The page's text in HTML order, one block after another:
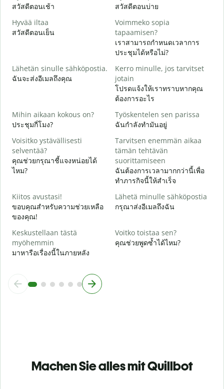
สวัสดีตอนเช้า
สวัสดีตอนบ่าย
Hyvää iltaa
สวัสดีตอนเย็น
Voimmeko sopia
tapaamisen?
เราสามารถกำหนดเวลาการ
ประชุมได้หรือไม่?
Lähetän sinulle sähköpostia.
ฉันจะส่งอีเมลถึงคุณ
Kerro minulle, jos tarvitset
jotain
โปรดแจ้งให้เราทราบหากคุณ
ต้องการอะไร
Mihin aikaan kokous on?
ประชุมกี่โมง?
Työskentelen sen parissa
ฉันกำลังทำมันอยู่
Voisitko ystävällisesti
selventää?
คุณช่วยกรุณาชี้แจงหน่อยได้
ไหม?
Tarvitsen enemmän aikaa
tämän tehtävän
suorittamiseen
ฉันต้องการเวลามากกว่านี้เพื่อ
ทำภารกิจนี้ให้สำเร็จ
Kiitos avustasi!
ขอบคุณสำหรับความช่วยเหลือ
ของคุณ!
Lähetä minulle sähköpostia
กรุณาส่งอีเมลถึงฉัน
Keskustellaan tästä
myöhemmin
มาหารือเรื่องนี้ในภายหลัง
Voitko toistaa sen?
คุณช่วยพูดซ้ำได้ไหม?
Machen Sie alles mit Quillbot